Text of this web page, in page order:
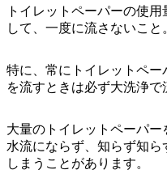
トイレットペーパーの使
して、一度に流さないこと
特に、常にトイレットペ
を流すときは必ず大洗浄で
大量のトイレットペーパ
水流にならず、知らず知
しまうことがあります。